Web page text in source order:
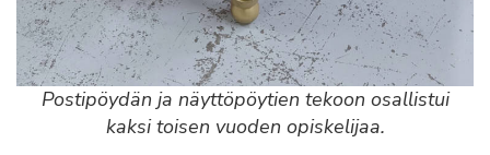
Postipöydän ja näyttöpöytien tekoon osallistui
kaksi toisen vuoden opiskelijaa.